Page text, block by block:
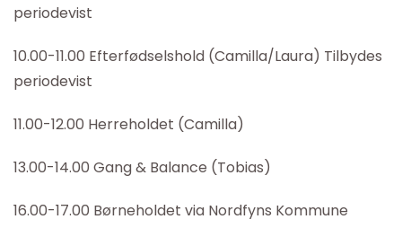
periodevist
10.00-11.00 Efterfødselshold (Camilla/Laura) Tilbydes
periodevist
11.00-12.00 Herreholdet (Camilla)
13.00-14.00 Gang & Balance (Tobias)
16.00-17.00 Børneholdet via Nordfyns Kommune